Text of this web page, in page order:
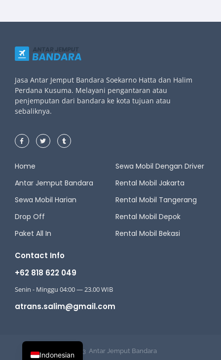
Jasa Antar Jemput Bandara Soekarno Hatta dan Halim
Perdana Kusuma. Melayani pengantaran atau
penjemputan dari bandara ke kota tujuan atau
sebaliknya.
Home
Antar Jemput Bandara
Sewa Mobil Harian
Drop Off
Paket All In
Sewa Mobil Dengan Driver
Rental Mobil Jakarta
Rental Mobil Tangerang
Rental Mobil Depok
Rental Mobil Bekasi
Contact Info
+62 818 622 049
Senin - Minggu 04:00 — 23.00 WIB
atrans.salim@gmail.com
© 2023 Antar Jemput Bandara
Indonesian